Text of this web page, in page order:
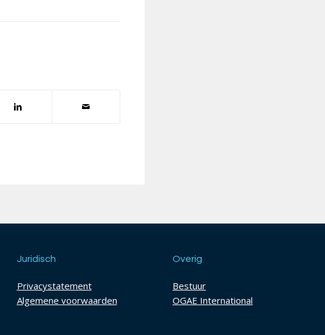
Juridisch
Privacystatement
Algemene voorwaarden
Overig
Bestuur
OGAE International